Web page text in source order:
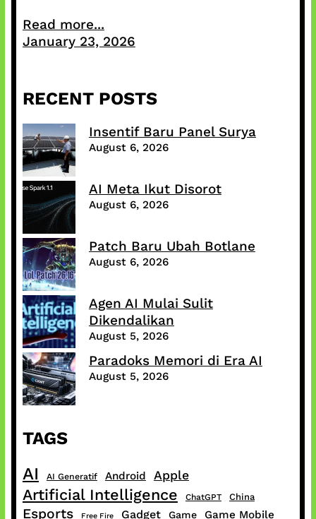
Read more...
January 23, 2026
RECENT POSTS
Insentif Baru Panel Surya
August 6, 2026
AI Meta Ikut Disorot
August 6, 2026
Patch Baru Ubah Botlane
August 6, 2026
Agen AI Mulai Sulit
Dikendalikan
August 5, 2026
Paradoks Memori di Era AI
August 5, 2026
TAGS
AI AI Generatif Android Apple
Artificial Intelligence ChatGPT China
Esports Free Fire Gadget Game Game Mobile